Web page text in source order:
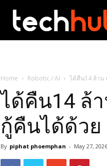
Home Robotic / AI ได้คืน14 ล้าน
ได้คืน14 ล้
กู้คืนได้ด้วย
By piphat phoemphan - May 27, 2026